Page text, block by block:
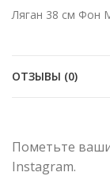
Ляган 38 см Фон
ОТЗЫВЫ (0)
Пометьте
Instagram.